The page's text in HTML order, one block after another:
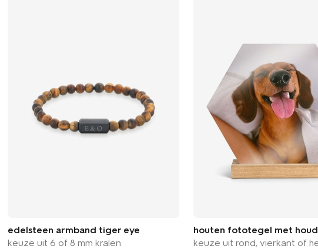
edelsteen armband tiger eye
keuze uit 6 of 8 mm kralen
houten fototegel met
keuze uit rond, vierkant of